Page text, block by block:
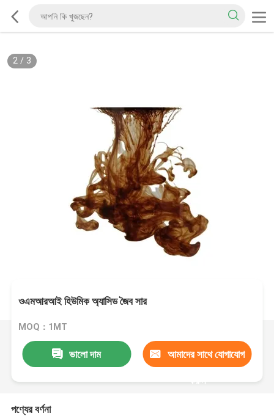
2/ 3
ওএমআরআই হিউমিক অ্যাসিড জৈব সার
MOQ：1MT
ভালো দাম আমাদের সাথে যোগাযোগ
করুন
পণ্যের বর্ণনা